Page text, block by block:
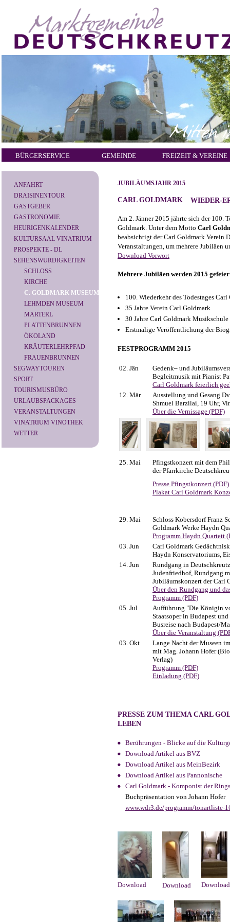
BÜRGERSERVICE GEMEINDE FREIZEIT & VEREINE
ANFAHRT
DRAISINENTOUR
GASTGEBER
GASTRONOMIE
HEURIGENKALENDER
KULTURSAAL VINATRIUM
PROSPEKTE - DL
SEHENSWÜRDIGKEITEN
SCHLOSS
KIRCHE
C. GOLDMARK MUSEUM
LEHMDEN MUSEUM
MARTERL
PLATTENBRUNNEN
ÖKOLAND
KRÄUTERLEHRPFAD
FRAUENBRUNNEN
SEGWAYTOUREN
SPORT
TOURISMUSBÜRO
URLAUBSPACKAGES
VERANSTALTUNGEN
VINATRIUM VINOTHEK
WETTER
JUBILÄUMSJAHR 2015
CARL GOLDMARK WIEDER-
Am 2. Jänner 2015 jährte sich der 100.
Goldmark. Unter dem Motto Carl
beabsichtigt der Carl Goldmark Verein
Veranstaltungen, um mehrere Jubiläen
Download Vorwort
Mehrere Jubiläen werden 2015
100. Wiederkehr des Todestages
35 Jahre Verein Carl Goldmark
30 Jahre Carl Goldmark Musikschule
Erstmalige Veröffentlichung der
FESTPROGRAMM 2015
02. Jän
Gedenk– und
Begleitmusik mit Pianist
Carl Goldmark feierlich
12. Mär
Ausstellung und Gesang
Shmuel Barzilai, 19 Uhr,
Über die Vernissage (PDF)
25. Mai
Pfingstkonzert mit dem
der Pfarrkirche
Presse Pfingstkonzert (PDF)
Plakat Carl Goldmark
29. Mai
Schloss Kobersdorf Franz
Goldmark Werke Haydn
Programm Haydn Quartett
03. Jun
Carl Goldmark
Haydn Konservatoriums,
14. Jun
Rundgang in
Judenfriedhof, Rundgang
Jubiläumskonzert der Carl
Über den Rundgang und
Programm (PDF)
05. Jul
Aufführung "Die Königin
Staatsoper in Budapest
Busreise nach Budapest/
Über die Veranstaltung
03. Okt
Lange Nacht der Museen
mit Mag. Johann Hofer
Verlag)
Programm (PDF)
Einladung (PDF)
PRESSE ZUM THEMA CARL
LEBEN
Berührungen - Blicke auf die
Download Artikel aus BVZ
Download Artikel aus MeinBezirk
Download Artikel aus Pannonische
Carl Goldmark - Komponist der
Buchpräsentation von Johann Hofer
www.wdr3.de/programm/tonartliste-
Download Download Download